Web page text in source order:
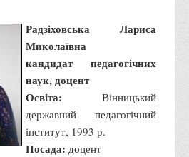
Радзіховська Лариса
Миколаївна
кандидат педагогічних
наук, доцент
Освіта: Вінницький
державний педагогічний
інститут, 1993 р.
Посада: доцент